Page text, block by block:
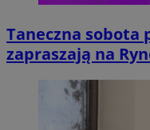
Taneczna sobota
zapraszają na